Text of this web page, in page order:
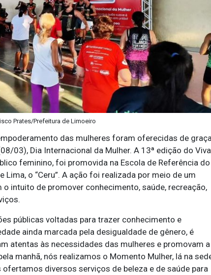
Prates/Prefeitura de Limoeiro
das mulheres foram oferecidas de
03), Dia Internacional da Mulher. A 13ª edição do Viva
feminino, foi promovida na Escola de Referência do
o “Ceru”. A ação foi realizada por meio de um
intuito de promover conhecimento, saúde, recreação,
públicas voltadas para trazer conhecimento e
ainda marcada pela desigualdade de gênero, é
atentas às necessidades das mulheres e promovam a
manhã, nós realizamos o Momento Mulher, lá na
ofertamos diversos serviços de beleza e de saúde para